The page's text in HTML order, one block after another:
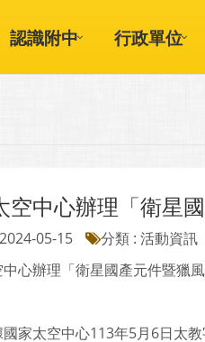
認識附中 行政單位
空中心辦理「衛星
05-15 分類 : 活動資訊
心辦理「衛星國產元件暨獵
家太空中心113年5月6日太教